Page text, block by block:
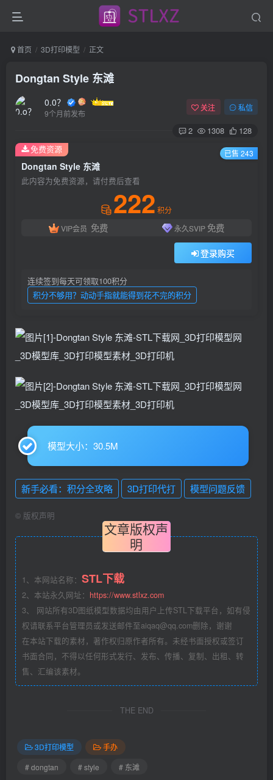
首页 3D打印模型 正文
Dongtan Style 东滩
0.0？
9个月前发布
关注 私信
2 1308 128
Dongtan Style 东滩
此内容为免费资源，请付费后查看
222 积分
VIP会员 免费 永久SVIP 免费
登录购买
连续签到每天可领取100积分
积分不够用？动动手指就能得到花不完的积分
免费资源 已售 243
模型大小：30.5M
新手必看：积分全攻略 3D打印代打 模型问题反馈
© 版权声明
文章版权声
明
1、本网站名称： STL下载
2、本站永久网址： https://www.stlxz.com
3、 网站所有3D图纸模型数据均由用户上传STL下载平台，如有侵
权请联系平台管理员或发送邮件至aiqaq@qq.com删除，谢谢
在本站下载的素材，著作权归原作者所有。未经书面授权或签订
书面合同，不得以任何形式发行、发布、传播、复制、出租、转
售、汇编该素材。
THE END
3D打印模型
手办
# dongtan
# style # 东滩